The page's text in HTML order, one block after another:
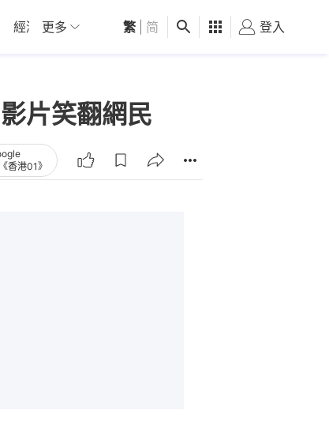
經濟 01深圳 觀點 健康 好食玩飛
更多 繁 简 登入
片笑翻網民
香港01》